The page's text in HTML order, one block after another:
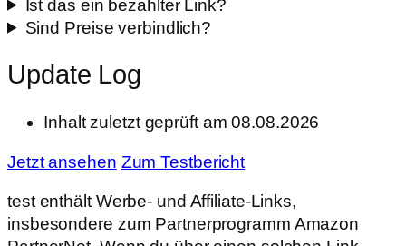
Ist das ein bezahlter Link?
Sind Preise verbindlich?
Update Log
Inhalt zuletzt geprüft am 08.08.2026
Jetzt ansehen Zum Testbericht
test enthält Werbe- und Affiliate-Links,
insbesondere zum Partnerprogramm Amazon